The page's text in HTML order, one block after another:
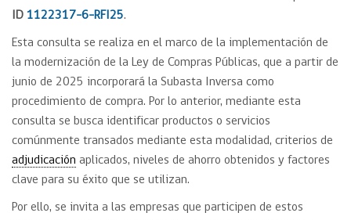
ID 1122317-6-RFI25.
Esta consulta se realiza en el marco de la implementación de
la modernización de la Ley de Compras Públicas, que a partir de
junio de 2025 incorporará la Subasta Inversa como
procedimiento de compra. Por lo anterior, mediante esta
consulta se busca identificar productos o servicios
comúnmente transados mediante esta modalidad, criterios de
adjudicación aplicados, niveles de ahorro obtenidos y factores
clave para su éxito que se utilizan.
Por ello, se invita a las empresas que participen de estos